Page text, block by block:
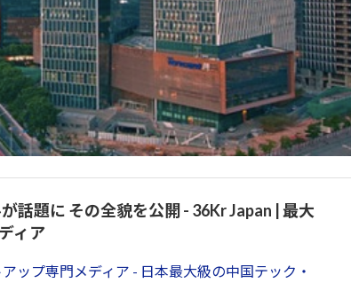
話題に その全貌を公開 - 36Kr Japan | 最大
ィア
ップ専門メディア - 日本最大級の中国テック・